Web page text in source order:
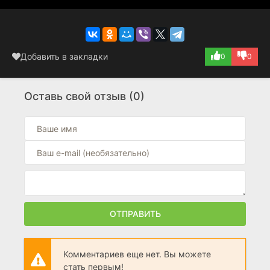
Добавить в закладки 0 0
Оставь свой отзыв (0)
ОТПРАВИТЬ
Комментариев еще нет. Вы можете
стать первым!